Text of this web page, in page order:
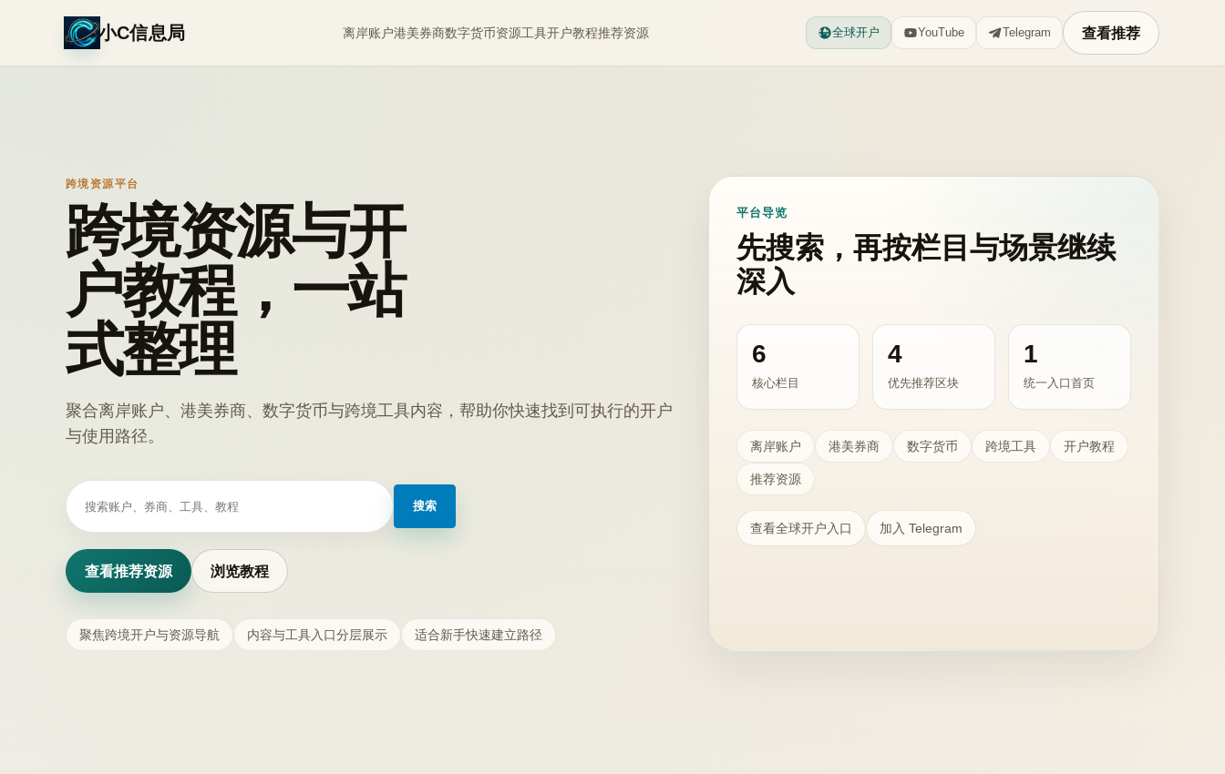
小C信息局 离岸账户港美券商数字货币资源工具开户教程推荐资源 全球开户 YouTube Telegram 查看推荐
跨境资源平台
跨境资源与开
户教程，一站
式整理
聚合离岸账户、港美券商、数字货币与跨境工具内容，帮助你快速找到可执行的开户
与使用路径。
Search
搜索
查看推荐资源 浏览教程
聚焦跨境开户与资源导航 内容与工具入口分层展示 适合新手快速建立路径
平台导览
先搜索，再按栏目与场景继续
深入
6
核心栏目
4
优先推荐区块
1
统一入口首页
离岸账户 港美券商 数字货币 跨境工具 开户教程
推荐资源
查看全球开户入口 加入 Telegram